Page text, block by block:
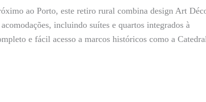
ao Porto, este retiro rural combina design Art
incluindo suítes e quartos integrados à
e fácil acesso a marcos históricos como a